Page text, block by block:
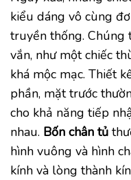
kiểu dáng vô cùng
truyền thống. Chúng
vắn, như một chiếc
khá mộc mạc. Thiết
phần, mặt trước
cho khả năng tiếp
nhau. Bốn chân tủ
hình vuông và hình
kính và lòng thành